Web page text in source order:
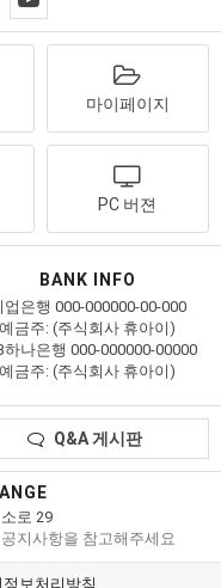
마이페이지
PC 버젼
BANK INFO
업은행 000-000000-00-000
예금주: (주식회사 휴아이)
하나은행 000-000000-00000
예금주: (주식회사 휴아이)
Q&A 게시판
로 29
지사항을 참고해주세요
정보처리방침